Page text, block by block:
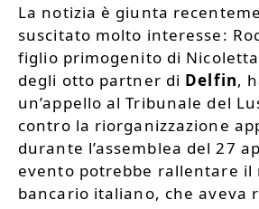
La notizia è giunta
suscitato molto interesse:
figlio primogenito di
degli otto partner di Delfin,
un’appello al Tribunale del
contro la riorganizzazione
durante l’assemblea del 27
evento potrebbe rallentare il
bancario italiano, che aveva